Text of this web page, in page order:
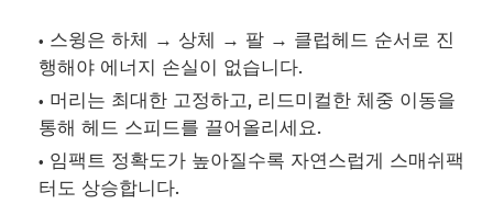
스윙은 하체 → 상체 → 팔 → 클럽헤드 순서로 진
행해야 에너지 손실이 없습니다.
머리는 최대한 고정하고, 리드미컬한 체중 이동을
통해 헤드 스피드를 끌어올리세요.
임팩트 정확도가 높아질수록 자연스럽게 스매쉬팩
터도 상승합니다.